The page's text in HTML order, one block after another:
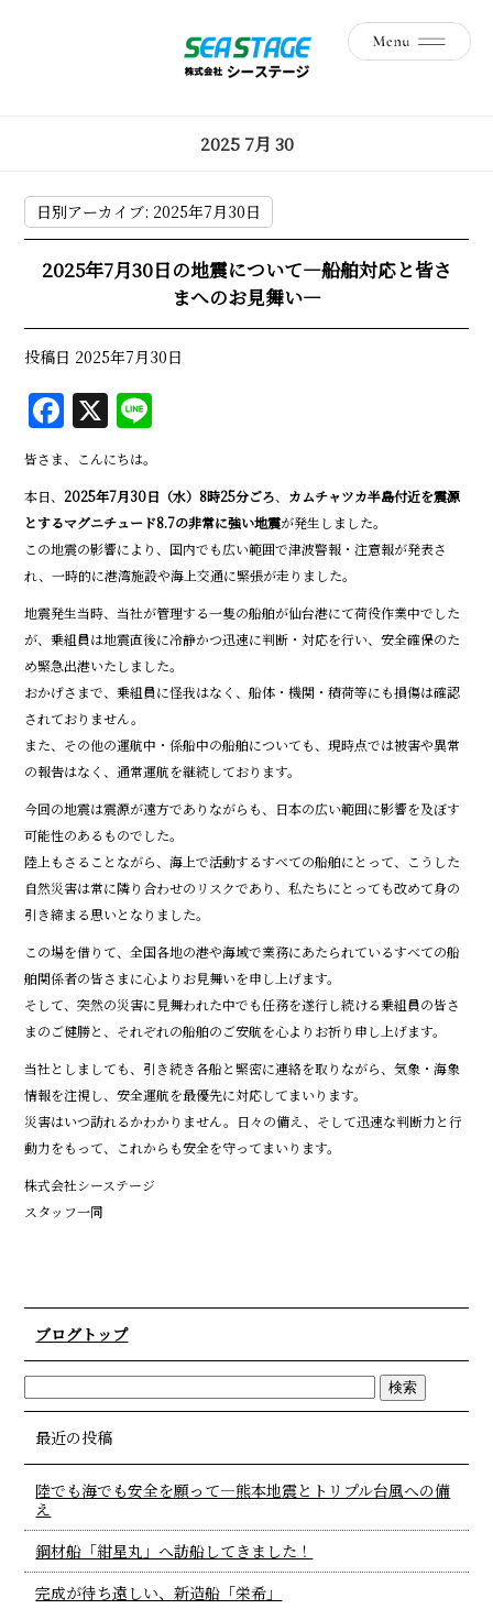
2025 7月 30
日別アーカイブ: 2025年7月30日
2025年7月30日の地震について―船舶対応と皆さ
まへのお見舞い―
投稿日 2025年7月30日
F
a
c
e
b
o
o
k
X
e
皆さま、こんにちは。
本日、 2025年7月30日（水）8時25分ごろ、 カムチャツカ半島付近を震源
とするマグニチュード8.7の非常に強い地震が発生しました。
この地震の影響により、国内でも広い範囲で津波警報・注意報が発表さ
れ、一時的に港湾施設や海上交通に緊張が走りました。
地震発生当時、当社が管理する一隻の船舶が仙台港にて荷役作業中でした
が、乗組員は地震直後に冷静かつ迅速に判断・対応を行い、安全確保のた
め緊急出港いたしました。
おかげさまで、乗組員に怪我はなく、船体・機関・積荷等にも損傷は確認
されておりません。
また、その他の運航中・係船中の船舶についても、現時点では被害や異常
の報告はなく、通常運航を継続しております。
今回の地震は震源が遠方でありながらも、日本の広い範囲に影響を及ぼす
可能性のあるものでした。
陸上もさることながら、海上で活動するすべての船舶にとって、こうした
自然災害は常に隣り合わせのリスクであり、私たちにとっても改めて身の
引き締まる思いとなりました。
この場を借りて、全国各地の港や海域で業務にあたられているすべての船
舶関係者の皆さまに心よりお見舞いを申し上げます。
そして、突然の災害に見舞われた中でも任務を遂行し続ける乗組員の皆さ
まのご健勝と、それぞれの船舶のご安航を心よりお祈り申し上げます。
当社としましても、引き続き各船と緊密に連絡を取りながら、気象・海象
情報を注視し、安全運航を最優先に対応してまいります。
災害はいつ訪れるかわかりません。日々の備え、そして迅速な判断力と行
動力をもって、これからも安全を守ってまいります。
株式会社シーステージ
スタッフ一同
ブログトップ
最近の投稿
陸でも海でも安全を願って―熊本地震とトリプル台風への備
え
鋼材船「紺星丸」へ訪船してきました！
完成が待ち遠しい、新造船「栄希」